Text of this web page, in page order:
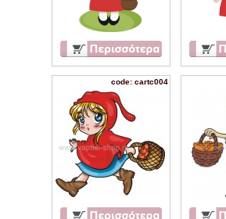
code: cartc004